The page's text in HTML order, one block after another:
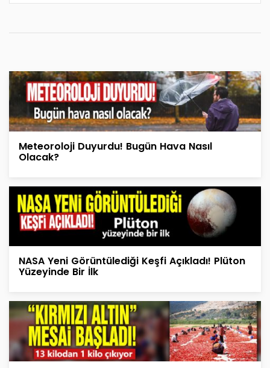
Meteoroloji Duyurdu! Bugün Hava Nasıl
Olacak?
NASA Yeni Görüntülediği Keşfi Açıkladı! Plüton
Yüzeyinde Bir İlk